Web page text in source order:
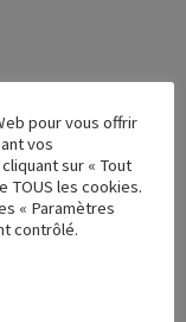
pour vous offrir
vos
sur « Tout
TOUS les cookies.
« Paramètres
contrôlé.